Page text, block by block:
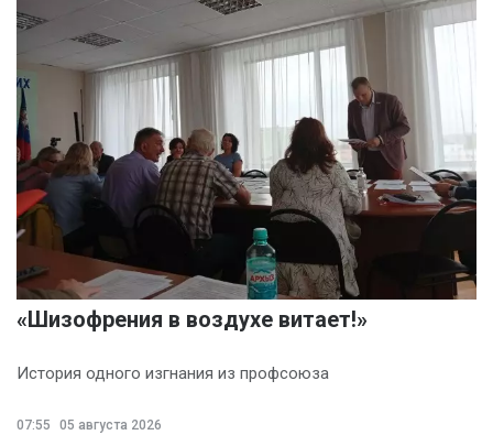
«Шизофрения в воздухе витает!»
История одного изгнания из профсоюза
07:55
05 августа 2026